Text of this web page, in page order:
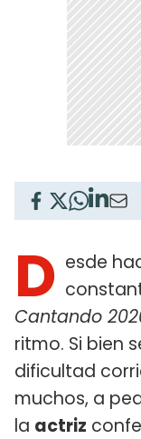
D esde
Cantando
ritmo. Si bien
dificultad
muchos, a
la actriz